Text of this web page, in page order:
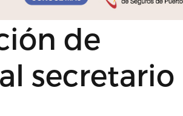
de
secretario